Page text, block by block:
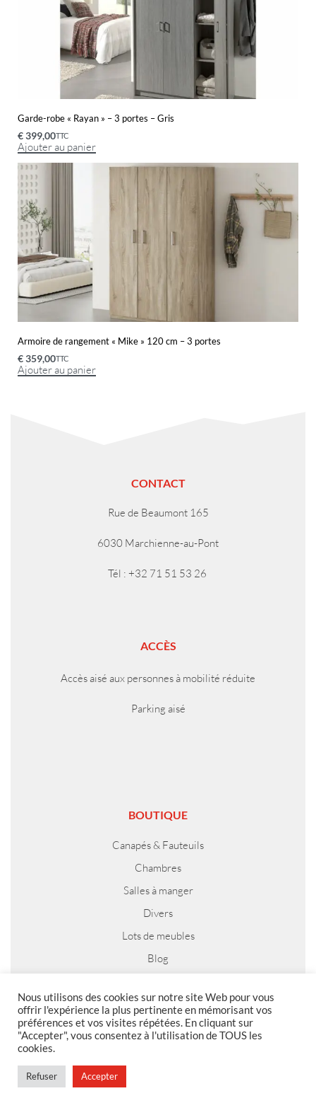
Garde-robe « Rayan » – 3 portes – Gris
€399,00TTC
Ajouter au panier
Armoire de rangement « Mike » 120 cm – 3 portes
€359,00TTC
Ajouter au panier
CONTACT
Rue de Beaumont 165
6030 Marchienne-au-Pont
Tél : +32 71 51 53 26
ACCÈS
Accès aisé aux personnes à mobilité réduite
Parking aisé
BOUTIQUE
Canapés & Fauteuils
Chambres
Salles à manger
Divers
Lots de meubles
Blog
MENTIONS LEGALES
Politique de confidentialité
Conditions générales de vente
Nous utilisons des cookies sur notre site Web pour vous
offrir l'expérience la plus pertinente en mémorisant vos
préférences et vos visites répétées. En cliquant sur
"Accepter", vous consentez à l'utilisation de TOUS les
cookies.
Refuser Accepter